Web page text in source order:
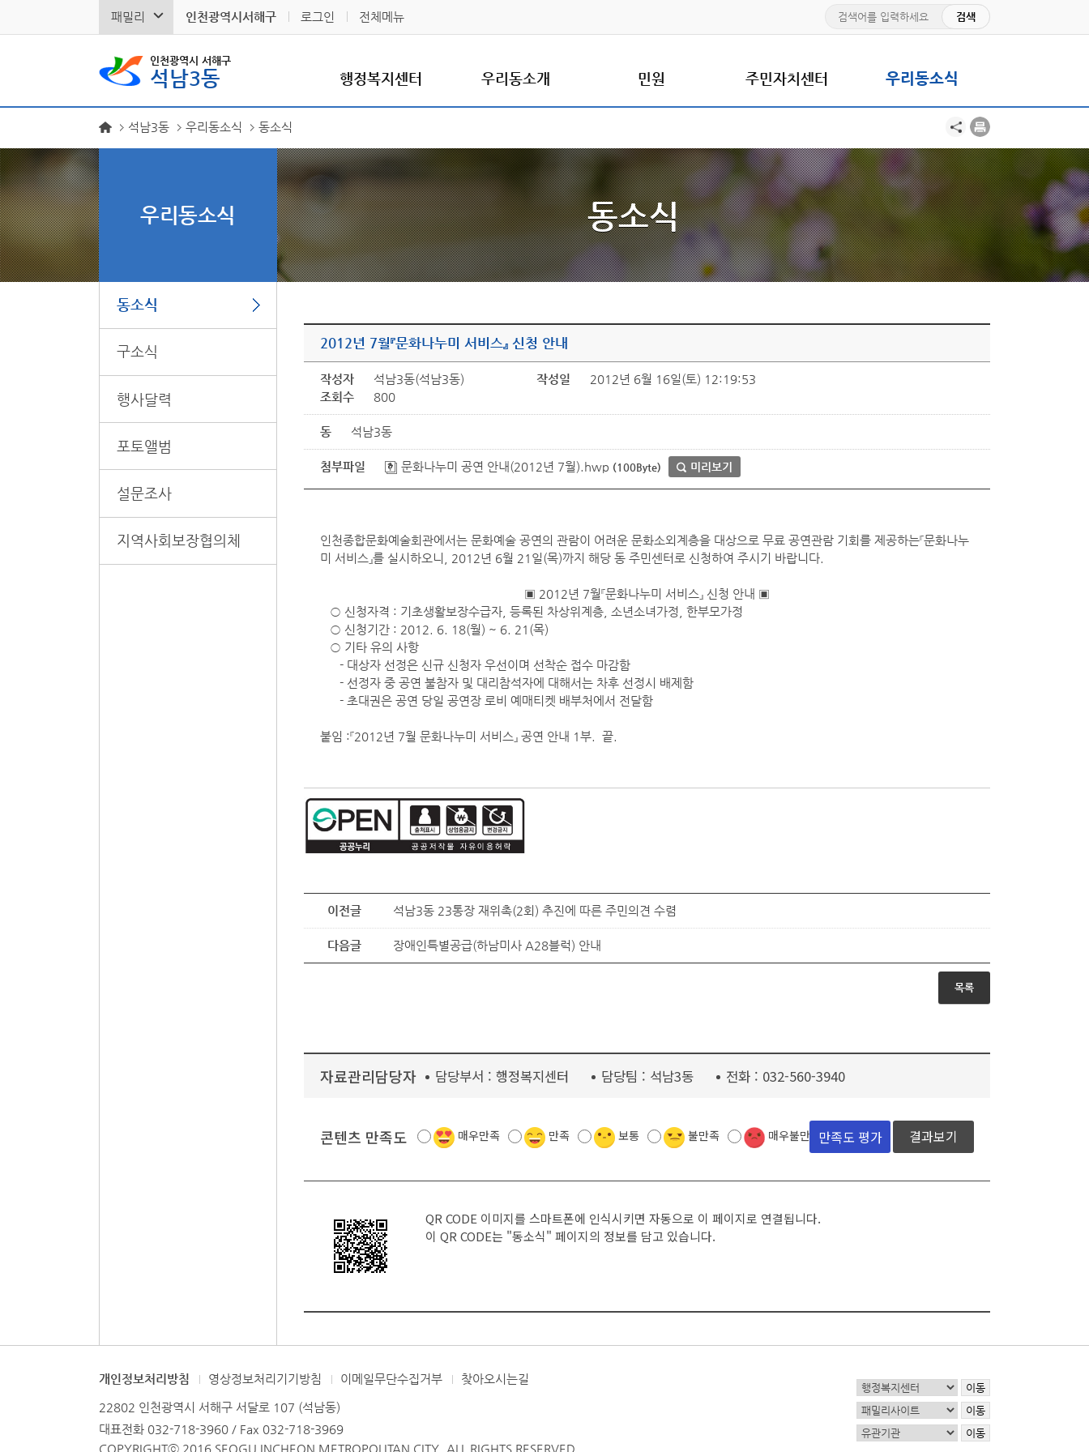
패밀리 인천광역시서해구 로그인 전체메뉴
인천광역시 서해구
석남3동 행정복지센터 우리동소개 민원 주민자치센터 우리동소식
우리동소식
동소식
구소식
행사달력
포토앨범
설문조사
지역사회보장협의체
석남3동 우리동소식 동소식
동소식
2012년 7월『문화나누미 서비스』 신청 안내
작성자 석남3동(석남3동) 작성일
2012년 6월 16일(토) 12:19:53
조회수
800
동 석남3동
첨부파일 문화나누미 공연 안내(2012년 7월).hwp (100Byte) 미리보기
인천종합문화예술회관에서는 문화예술 공연의 관람이 어려운 문화소외계층을 대상으로 무료 공연관람 기회를 제공하는『문화나누
미 서비스』를 실시하오니, 2012년 6월 21일(목)까지 해당 동 주민센터로 신청하여 주시기 바랍니다.
▣ 2012년 7월『문화나누미 서비스』 신청 안내 ▣
○ 신청자격 : 기초생활보장수급자, 등록된 차상위계층, 소년소녀가정, 한부모가정
○ 신청기간 : 2012. 6. 18(월) ~ 6. 21(목)
○ 기타 유의 사항
- 대상자 선정은 신규 신청자 우선이며 선착순 접수 마감함
- 선정자 중 공연 불참자 및 대리참석자에 대해서는 차후 선정시 배제함
- 초대권은 공연 당일 공연장 로비 예매티켓 배부처에서 전달함
붙임 :『2012년 7월 문화나누미 서비스』 공연 안내 1부. 끝.
이전글 석남3동 23통장 재위촉(2회) 추진에 따른 주민의견 수렴
다음글 장애인특별공급(하남미사 A28블럭) 안내
목록
자료관리담당자 담당부서 : 행정복지센터 담당팀 : 석남3동 전화 : 032-560-3940
콘텐츠 만족도 매우만족 만족 보통 불만족 매우불만족 결과보기
QR CODE 이미지를 스마트폰에 인식시키면 자동으로 이 페이지로 연결됩니다.
이 QR CODE는 "동소식" 페이지의 정보를 담고 있습니다.
개인정보처리방침 영상정보처리기기방침 이메일무단수집거부 찾아오시는길
22802 인천광역시 서해구 서달로 107 (석남동)
대표전화 032-718-3960 / Fax 032-718-3969
COPYRIGHTⓒ 2016 SEOGU INCHEON METROPOLITAN CITY. ALL RIGHTS RESERVED.